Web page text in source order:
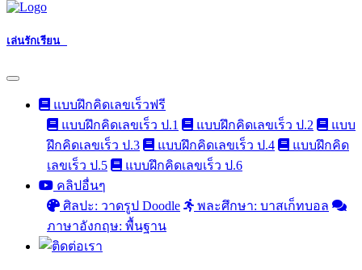
เล่นรักเรียน
แบบฝึกคิดเลขเร็วฟรี
แบบฝึกคิดเลขเร็ว ป.1
แบบฝึกคิดเลขเร็ว ป.2
แบบ
ฝึกคิดเลขเร็ว ป.3
แบบฝึกคิดเลขเร็ว ป.4
แบบฝึกคิด
เลขเร็ว ป.5
แบบฝึกคิดเลขเร็ว ป.6
คลิปอื่นๆ
ศิลปะ: วาดรูป Doodle
พละศึกษา: บาสเก็ทบอล
ภาษาอังกฤษ: พื้นฐาน